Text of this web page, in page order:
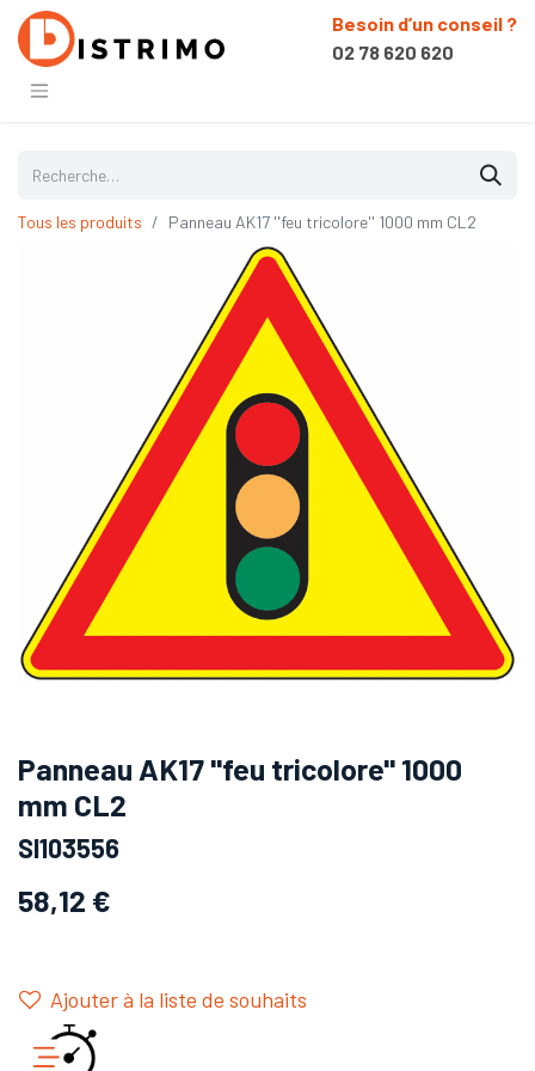
Besoin d’un conseil ?
02 78 620 620
Tous les produits Panneau AK17 ''feu tricolore'' 1000 mm CL2
Panneau AK17 ''feu tricolore'' 1000
mm CL2
SI103556
58,12 €
Ajouter à la liste de souhaits